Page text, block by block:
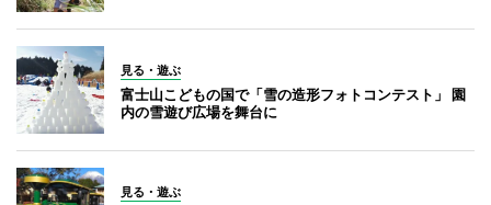
見る・遊ぶ
富士山こどもの国で「雪の造形フォトコンテスト」 園
内の雪遊び広場を舞台に
見る・遊ぶ